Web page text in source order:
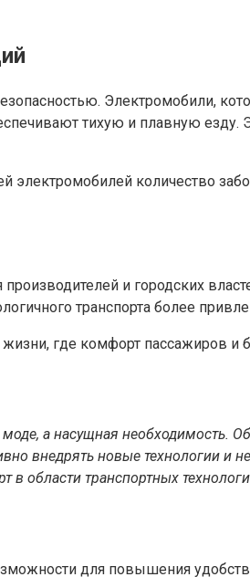
Электромобили,
тихую и плавную езду.
количество
и городских
транспорта более
где комфорт пассажиров
а насущная необходимость.
внедрять новые технологии и
в области транспортных
для повышения